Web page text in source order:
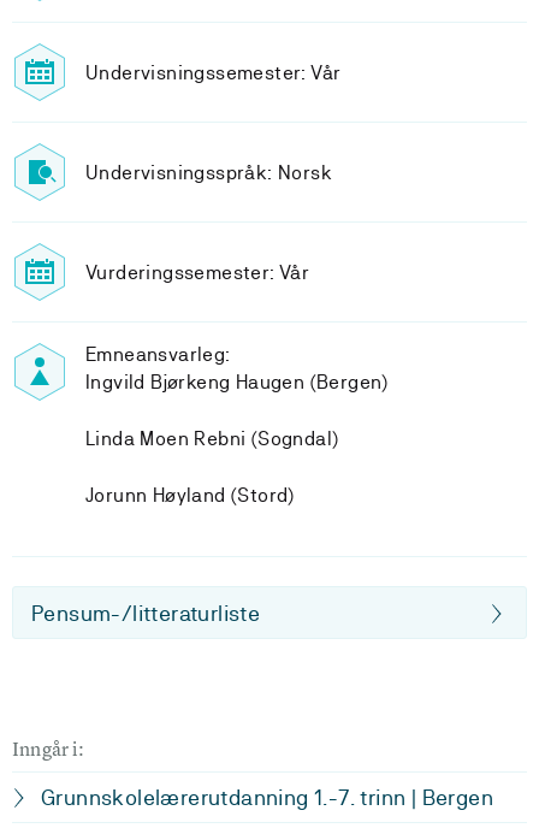
Undervisningssemester: Vår
Undervisningsspråk: Norsk
Vurderingssemester: Vår
Emneansvarleg:
Ingvild Bjørkeng Haugen (Bergen)
Linda Moen Rebni (Sogndal)
Jorunn Høyland (Stord)
Pensum-/litteraturliste
Inngår i:
Grunnskolelærerutdanning 1.-7. trinn | Bergen